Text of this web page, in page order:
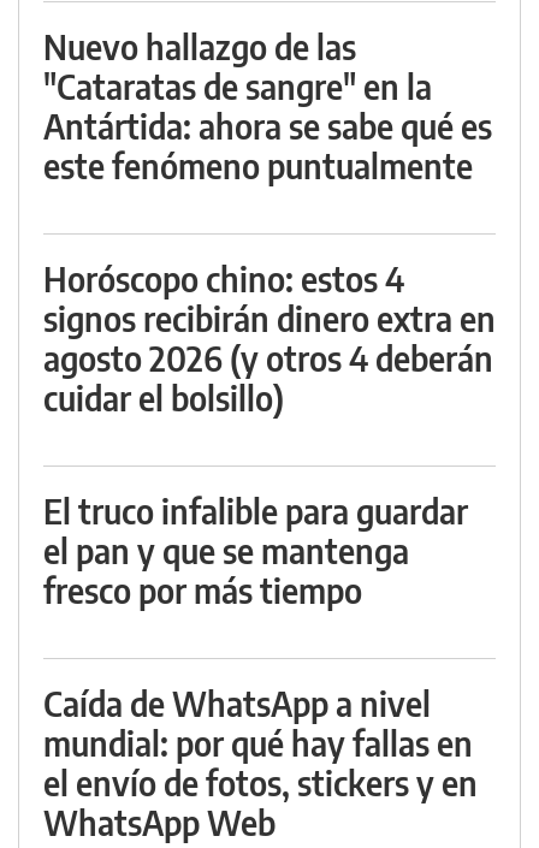
Nuevo hallazgo de las
"Cataratas de sangre" en la
Antártida: ahora se sabe qué es
este fenómeno puntualmente
Horóscopo chino: estos 4
signos recibirán dinero extra en
agosto 2026 (y otros 4 deberán
cuidar el bolsillo)
El truco infalible para guardar
el pan y que se mantenga
fresco por más tiempo
Caída de WhatsApp a nivel
mundial: por qué hay fallas en
el envío de fotos, stickers y en
WhatsApp Web